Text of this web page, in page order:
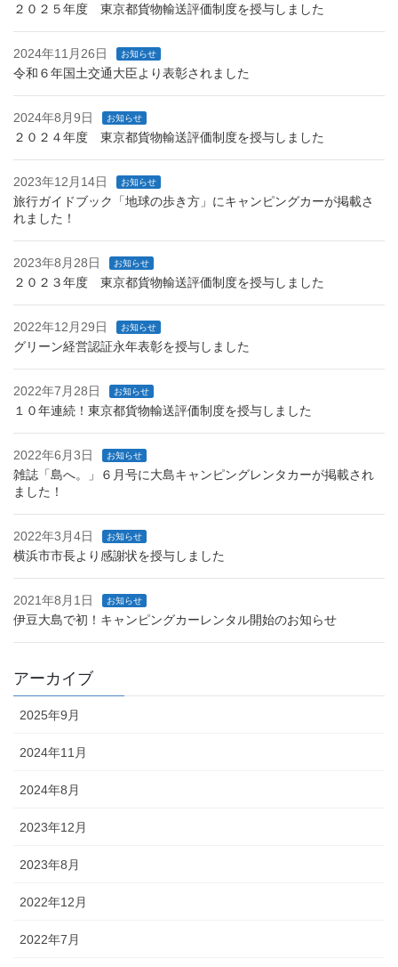
２０２５年度 東京都貨物輸送評価制度を授与しました
2024年11月26日 お知らせ
令和６年国土交通大臣より表彰されました
2024年8月9日 お知らせ
２０２４年度 東京都貨物輸送評価制度を授与しました
2023年12月14日 お知らせ
旅行ガイドブック「地球の歩き方」にキャンピングカーが掲載さ
れました！
2023年8月28日 お知らせ
２０２３年度 東京都貨物輸送評価制度を授与しました
2022年12月29日 お知らせ
グリーン経営認証永年表彰を授与しました
2022年7月28日 お知らせ
１０年連続！東京都貨物輸送評価制度を授与しました
2022年6月3日 お知らせ
雑誌「島へ。」６月号に大島キャンピングレンタカーが掲載され
ました！
2022年3月4日 お知らせ
横浜市市長より感謝状を授与しました
2021年8月1日 お知らせ
伊豆大島で初！キャンピングカーレンタル開始のお知らせ
アーカイブ
2025年9月
2024年11月
2024年8月
2023年12月
2023年8月
2022年12月
2022年7月